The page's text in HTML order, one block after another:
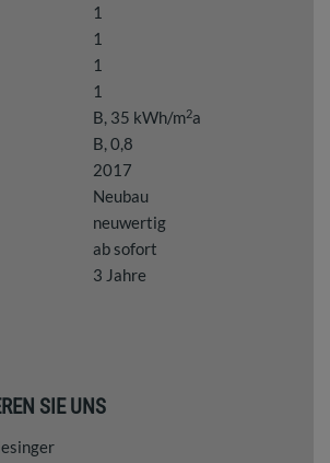
1
1
1
1
B, 35 kWh/m2a
B, 0,8
2017
Neubau
neuwertig
ab sofort
3 Jahre
SIE UNS